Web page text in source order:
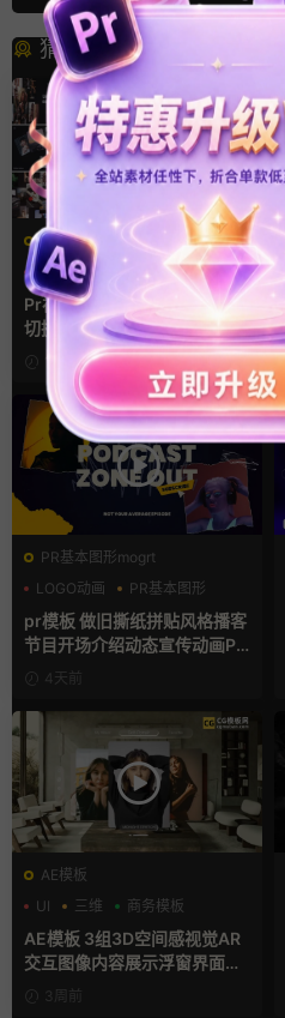
猜你喜欢
PR基本图形mogrt
PR基本图形
企业宣传模板
幻灯片
Pr视频模板 10款3D空间多屏
切换开场相册视频展示照片墙
15小时前
PR基本图形mogrt
LOGO动画
PR基本图形
复古风
pr模板 做旧撕纸拼贴风格播客
节目开场介绍动态宣传动画PR
模版4天前
AE模板
UI
三维 商务模板
AE模板 3组3D空间感视觉AR
交互图像内容展示浮窗界面动
3周前